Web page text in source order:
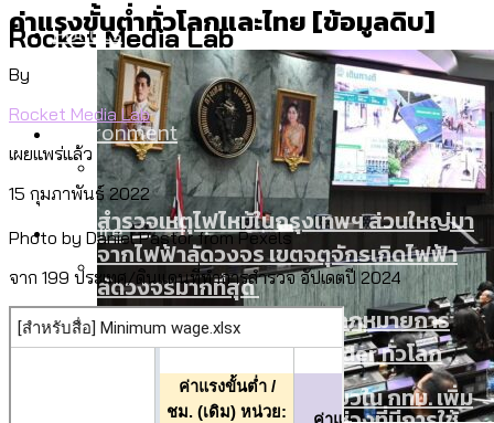
Rocket Media Lab
Politics
Environment
สำรวจเหตุไฟไหม้ในกรุงเทพฯ ส่วนใหญ่มา
จากไฟฟ้าลัดวงจร เขตจตุจักรเกิดไฟฟ้า
ลัดวงจรมากที่สุด
สวนสาธารณะและพื้นที่สีเขียวใน กทม. เพิ่ม
Culture
โลกใบเดียว สิทธิไม่เท่ากัน: กฎหมายการ
รับรองเพศของ Transgender ทั่วโลก
ประเทศไหนทำได้บ้าง?
Economy
ค่าแรงขั้นต่ำทั่วโลกและไทย [ข้อมูลดิบ]
By
Rocket Media Lab
เผยแพร่แล้ว
15 กุมภาพันธ์ 2022
Photo by Daniel Pastor from Pexels
จาก 199 ประเทศ/ดินแดนที่ทำการสำรวจ อัปเดตปี 2024